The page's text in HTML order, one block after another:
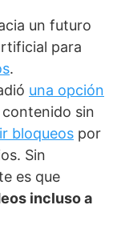
un futuro
para
.
una opción
sin
bloqueos por
Sin
es que
incluso a